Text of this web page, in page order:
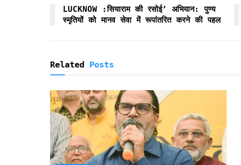
k
p
i
e
LUCKNOW :सियाराम की रसोई’ अभियान: पुण्य
स्मृतियों को मानव सेवा में रूपांतरित करने की पहल
Related Posts